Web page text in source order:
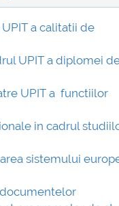
din 10 ianuarie
din 25 martie 2019
a calitatii de
UPIT a diplomei
UPIT a functiilor
in cadrul
sistemului
documentelor
CARTA_UNSTPB -